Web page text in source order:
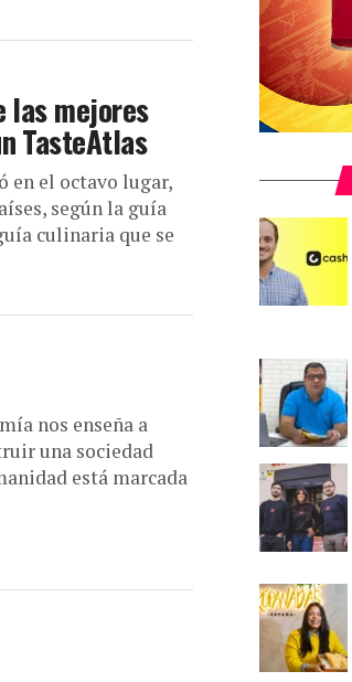
las mejores
TasteAtlas
en el octavo lugar,
según la guía
culinaria que se
nos enseña a
una sociedad
está marcada